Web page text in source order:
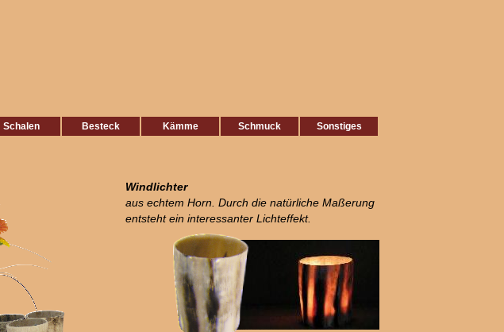
Schalen Besteck Kämme Schmuck Sonstiges
Windlichter
aus echtem Horn. Durch die natürliche Maßerung
entsteht ein interessanter Lichteffekt.